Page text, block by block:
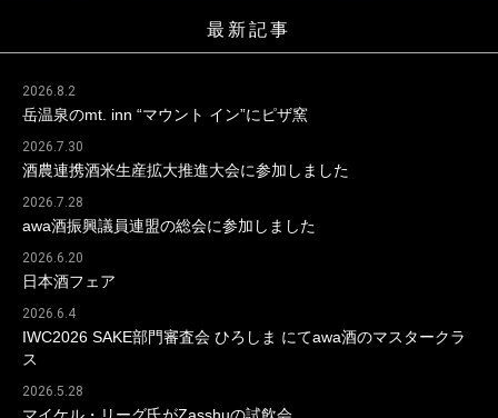
最新記事
2026.8.2
岳温泉のmt. inn “マウント イン”にピザ窯
2026.7.30
酒農連携酒米生産拡大推進大会に参加しました
2026.7.28
awa酒振興議員連盟の総会に参加しました
2026.6.20
日本酒フェア
2026.6.4
IWC2026 SAKE部門審査会 ひろしま にてawa酒のマスタークラ
ス
2026.5.28